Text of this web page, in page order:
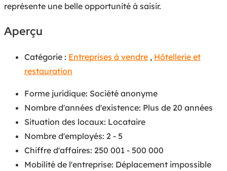
représente une belle opportunité à saisir.
Aperçu
Catégorie : Entreprises à vendre , Hôtellerie et
restauration
Forme juridique: Société anonyme
Nombre d'années d'existence: Plus de 20 années
Situation des locaux: Locataire
Nombre d'employés: 2 - 5
Chiffre d'affaires: 250 001 - 500 000
Mobilité de l'entreprise: Déplacement impossible